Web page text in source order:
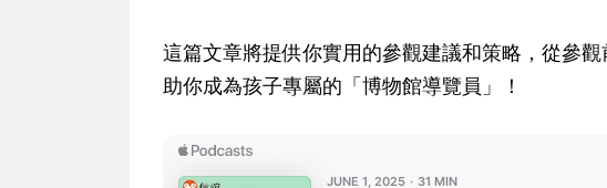
這篇文章將提供你實用的參觀建議和策略，從參
助你成為孩子專屬的「博物館導覽員」！